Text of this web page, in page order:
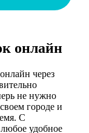
онлайн
через
не нужно
городе и
С
удобное